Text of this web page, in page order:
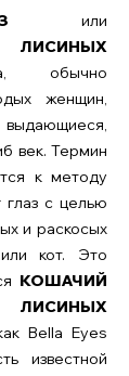
или
обычно
женщин,
век. Термин
к методу
глаз с целью
и раскосых
или кот. Это
КОШАЧИЙ
Bella Eyes
известной